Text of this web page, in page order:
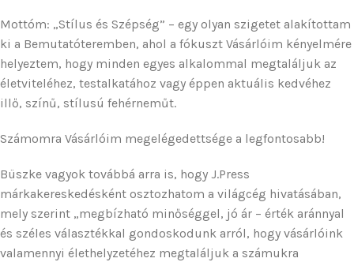
Mottóm: „Stílus és Szépség” – egy olyan szigetet alakítottam
ki a Bemutatóteremben, ahol a fókuszt Vásárlóim kényelmére
helyeztem, hogy minden egyes alkalommal megtaláljuk az
életviteléhez, testalkatához vagy éppen aktuális kedvéhez
illő, színű, stílusú fehérneműt.
Számomra Vásárlóim megelégedettsége a legfontosabb!
Büszke vagyok továbbá arra is, hogy J.Press
márkakereskedésként osztozhatom a világcég hivatásában,
mely szerint „megbízható minőséggel, jó ár – érték aránnyal
és széles választékkal gondoskodunk arról, hogy vásárlóink
valamennyi élethelyzetéhez megtaláljuk a számukra